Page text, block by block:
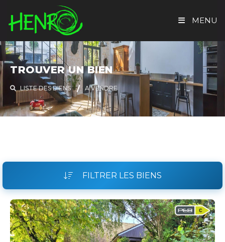
MENU
ACCUEIL
TROUVER UN BIEN
EVALUATION GRATUITE
TROUVER UN BIEN
LISTE DES BIENS A VENDRE
FILTRER LES BIENS